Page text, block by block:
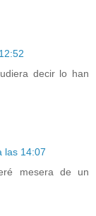
decir lo han
las 14:07
mesera de un